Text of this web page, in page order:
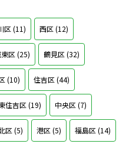
区 (11) 西区 (12)
区 (25) 鶴見区 (32)
(10) 住吉区 (44)
住吉区 (19) 中央区 (7)
区 (5) 港区 (5) 福島区 (14)